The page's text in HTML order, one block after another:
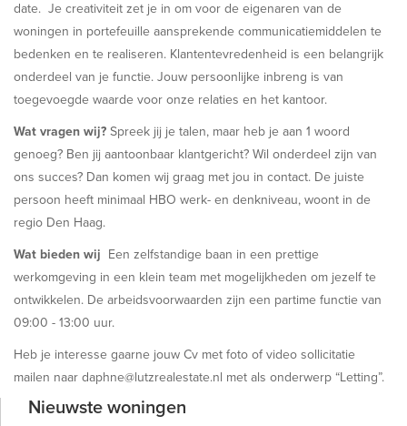
date. Je creativiteit zet je in om voor de eigenaren van de
woningen in portefeuille aansprekende communicatiemiddelen te
bedenken en te realiseren. Klantentevredenheid is een belangrijk
onderdeel van je functie. Jouw persoonlijke inbreng is van
toegevoegde waarde voor onze relaties en het kantoor.
Wat vragen wij? Spreek jij je talen, maar heb je aan 1 woord
genoeg? Ben jij aantoonbaar klantgericht? Wil onderdeel zijn van
ons succes? Dan komen wij graag met jou in contact. De juiste
persoon heeft minimaal HBO werk- en denkniveau, woont in de
regio Den Haag.
Wat bieden wij Een zelfstandige baan in een prettige
werkomgeving in een klein team met mogelijkheden om jezelf te
ontwikkelen. De arbeidsvoorwaarden zijn een partime functie van
09:00 - 13:00 uur.
Heb je interesse gaarne jouw Cv met foto of video sollicitatie
mailen naar daphne@lutzrealestate.nl met als onderwerp “Letting”.
Nieuwste woningen